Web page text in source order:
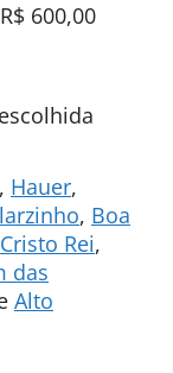
600,00
, Hauer,
, Boa
Cristo Rei,
das
Alto